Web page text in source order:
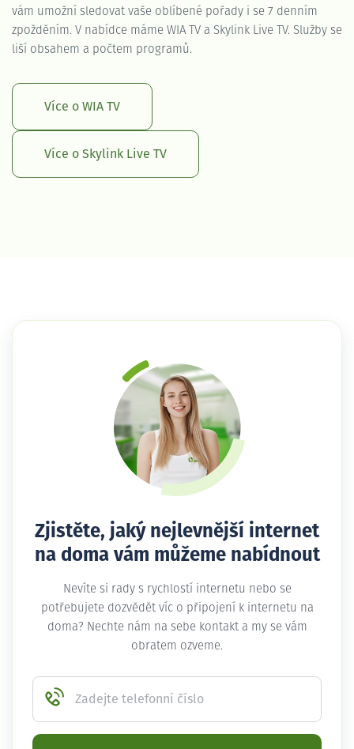
vám umožní sledovat vaše oblíbené pořady i se 7 denním
zpožděním. V nabídce máme WIA TV a Skylink Live TV. Služby se
liší obsahem a počtem programů.
Více o WIA TV
Více o Skylink Live TV
Zjistěte, jaký nejlevnější internet
na doma vám můžeme nabídnout
Nevíte si rady s rychlostí internetu nebo se
potřebujete dozvědět víc o připojení k internetu na
doma? Nechte nám na sebe kontakt a my se vám
obratem ozveme.
Zadejte telefonní číslo